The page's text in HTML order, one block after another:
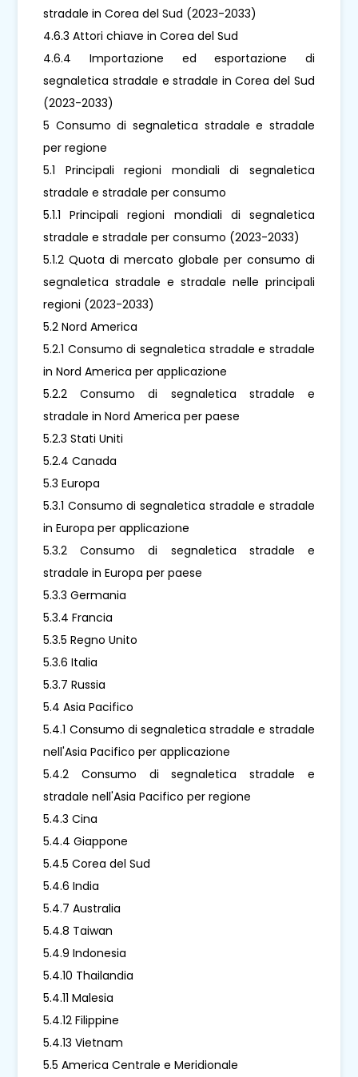
stradale in Corea del Sud (2023-2033)
4.6.3 Attori chiave in Corea del Sud
4.6.4 Importazione ed esportazione di
segnaletica stradale e stradale in Corea del Sud
(2023-2033)
5 Consumo di segnaletica stradale e stradale
per regione
5.1 Principali regioni mondiali di segnaletica
stradale e stradale per consumo
5.1.1 Principali regioni mondiali di segnaletica
stradale e stradale per consumo (2023-2033)
5.1.2 Quota di mercato globale per consumo di
segnaletica stradale e stradale nelle principali
regioni (2023-2033)
5.2 Nord America
5.2.1 Consumo di segnaletica stradale e stradale
in Nord America per applicazione
5.2.2 Consumo di segnaletica stradale e
stradale in Nord America per paese
5.2.3 Stati Uniti
5.2.4 Canada
5.3 Europa
5.3.1 Consumo di segnaletica stradale e stradale
in Europa per applicazione
5.3.2 Consumo di segnaletica stradale e
stradale in Europa per paese
5.3.3 Germania
5.3.4 Francia
5.3.5 Regno Unito
5.3.6 Italia
5.3.7 Russia
5.4 Asia Pacifico
5.4.1 Consumo di segnaletica stradale e stradale
nell'Asia Pacifico per applicazione
5.4.2 Consumo di segnaletica stradale e
stradale nell'Asia Pacifico per regione
5.4.3 Cina
5.4.4 Giappone
5.4.5 Corea del Sud
5.4.6 India
5.4.7 Australia
5.4.8 Taiwan
5.4.9 Indonesia
5.4.10 Thailandia
5.4.11 Malesia
5.4.12 Filippine
5.4.13 Vietnam
5.5 America Centrale e Meridionale